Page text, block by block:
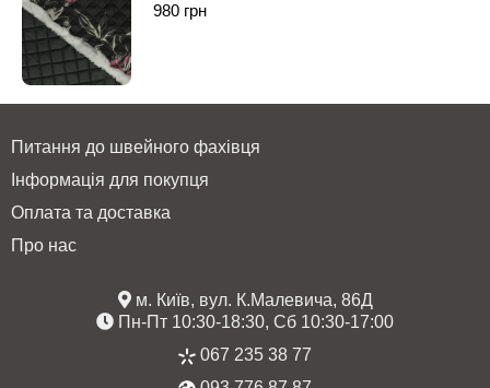
980 грн
Питання до швейного фахівця
Інформація для покупця
Оплата та доставка
Про нас
м. Київ, вул. К.Малевича, 86Д
Пн-Пт 10:30-18:30, Сб 10:30-17:00
067 235 38 77